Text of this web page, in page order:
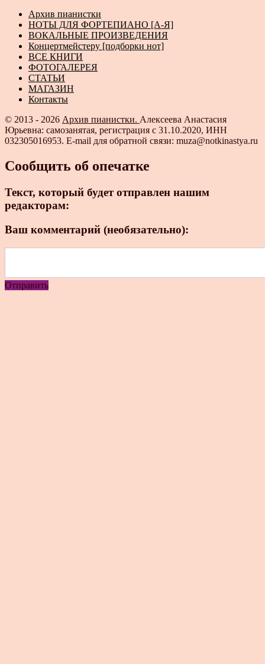
Архив пианистки
НОТЫ ДЛЯ ФОРТЕПИАНО [А-Я]
ВОКАЛЬНЫЕ ПРОИЗВЕДЕНИЯ
Концертмейстеру [подборки нот]
ВСЕ КНИГИ
ФОТОГАЛЕРЕЯ
СТАТЬИ
МАГАЗИН
Контакты
© 2013 - 2026 Архив пианистки. Алексеева Анастасия
Юрьевна: самозанятая, регистрация с 31.10.2020, ИНН
032305016953. E-mail для обратной связи: muza@notkinastya.ru
Сообщить об опечатке
Текст, который будет отправлен нашим
редакторам:
Ваш комментарий (необязательно):
Отправить